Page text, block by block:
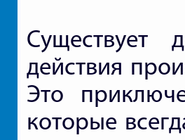
Существует
действия
Это
которые